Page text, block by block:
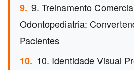
9. 9. Treinamento
Odontopediatria:
Pacientes
10. 10. Identidade Visual